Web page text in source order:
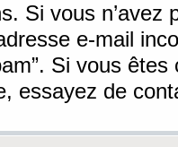
Si vous n’avez
e-mail
Si vous
essayez de